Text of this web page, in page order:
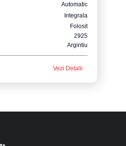
Automatic
Integrala
Folosit
2925
Argintiu
Vezi Detalii